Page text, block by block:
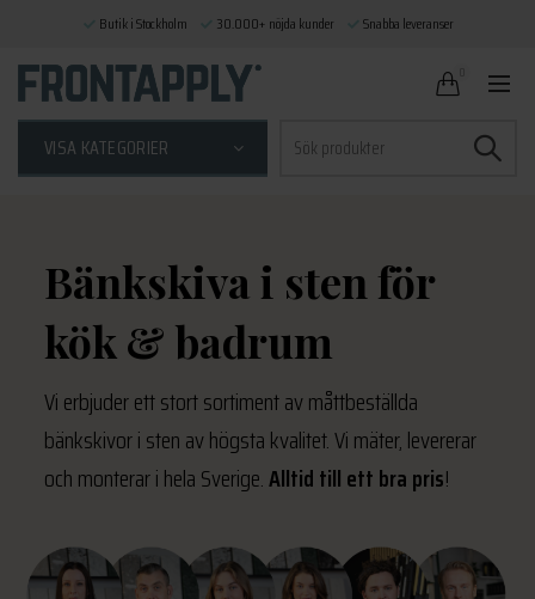
VISA KATEGORIER
efter:
Bänkskiva i sten för
kök & badrum
Vi erbjuder ett stort sortiment av måttbeställda
bänkskivor i sten av högsta kvalitet. Vi mäter, levererar
och monterar i hela Sverige.Alltid till ett bra pris!
Butik i Stockholm 30.000+ nöjda kunder Snabba leveranser